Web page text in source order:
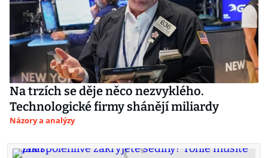
Na trzích se děje něco nezvyklého.
Technologické firmy shánějí miliardy
Názory a analýzy